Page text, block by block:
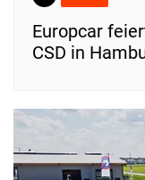
Europcar
CSD in